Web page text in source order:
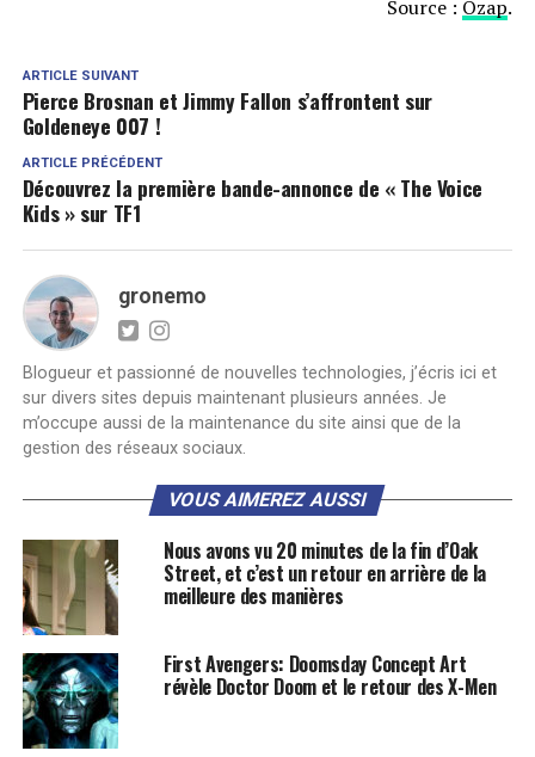
Source : Ozap.
ARTICLE SUIVANT
Pierce Brosnan et Jimmy Fallon s’affrontent sur
Goldeneye 007 !
ARTICLE PRÉCÉDENT
Découvrez la première bande-annonce de « The Voice
Kids » sur TF1
gronemo
Blogueur et passionné de nouvelles technologies, j’écris ici et
sur divers sites depuis maintenant plusieurs années. Je
m’occupe aussi de la maintenance du site ainsi que de la
gestion des réseaux sociaux.
VOUS AIMEREZ AUSSI
Nous avons vu 20 minutes de la fin d’Oak
Street, et c’est un retour en arrière de la
meilleure des manières
First Avengers: Doomsday Concept Art
révèle Doctor Doom et le retour des X-Men